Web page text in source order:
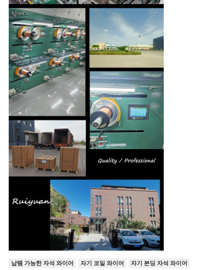
PRIVACY
POLICY
납땜 가능한 자석 와이어 자기 코일 와이어 자기 본딩 자석 와이어